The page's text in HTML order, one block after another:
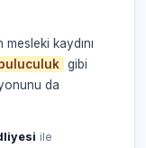
kaydını
gibi
da
ile